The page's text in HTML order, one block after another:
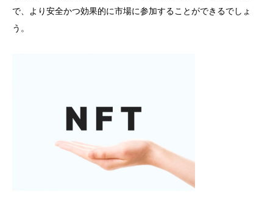
で、より安全かつ効果的に市場に参加することができるでしょ
う。